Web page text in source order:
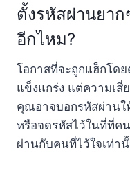
ตั้งรหัสผ่านยา
อีกไหม?
โอกาสที่จะถูกแฮ็กโด
แข็งแกร่ง แต่ความเสี่
คุณอาจบอกรหัสผ่านใ
หรือจดรหัสไว้ในที่ที่ค
ผ่านกับคนที่ไว้ใจเท่า